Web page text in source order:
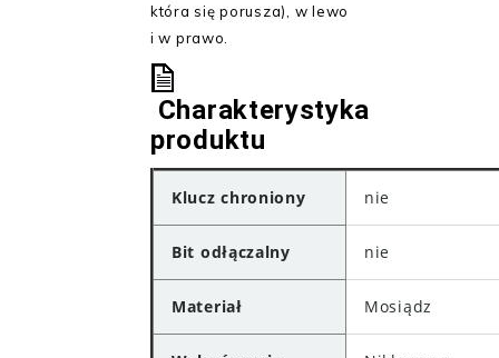
która się porusza), w lewo
i w prawo.
Charakterystyka
produktu
Klucz chroniony nie
Bit odłączalny nie
Materiał Mosiądz